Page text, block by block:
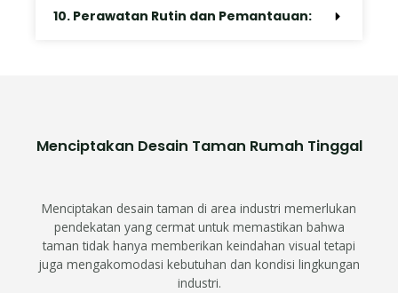
10. Perawatan Rutin dan Pemantauan:
Menciptakan Desain Taman Rumah Tinggal
Menciptakan desain taman di area industri memerlukan
pendekatan yang cermat untuk memastikan bahwa
taman tidak hanya memberikan keindahan visual tetapi
juga mengakomodasi kebutuhan dan kondisi lingkungan
industri.